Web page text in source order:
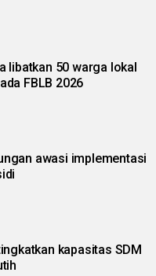
libatkan 50 warga lokal
FBLB 2026
awasi implementasi
kapasitas SDM